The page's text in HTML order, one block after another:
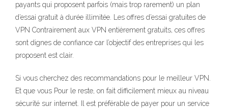
payants qui proposent parfois (mais trop rarement) un plan
d’essai gratuit à durée illimitée. Les offres d’essai gratuites de
VPN Contrairement aux VPN entièrement gratuits, ces offres
sont dignes de confiance car l’objectif des entreprises qui les
proposent est clair.
Si vous cherchez des recommandations pour le meilleur VPN.
Et que vous Pour le reste, on fait difficilement mieux au niveau
sécurité sur internet. Il est préférable de payer pour un service